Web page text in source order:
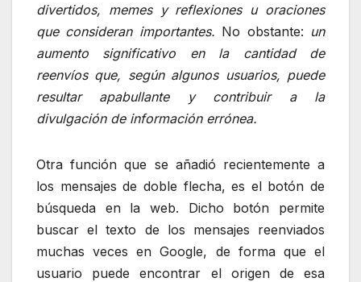
divertidos, memes y reflexiones u oraciones
que consideran importantes. No obstante: un
aumento significativo en la cantidad de
reenvíos que, según algunos usuarios, puede
resultar apabullante y contribuir a la
divulgación de información errónea.
Otra función que se añadió recientemente a
los mensajes de doble flecha, es el botón de
búsqueda en la web. Dicho botón permite
buscar el texto de los mensajes reenviados
muchas veces en Google, de forma que el
usuario puede encontrar el origen de esa